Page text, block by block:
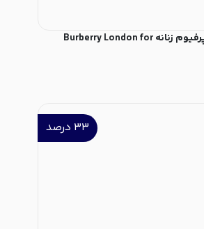
عطر ادکلن باربری لندن ادوپرفیوم زنانه Burberry London for
۳۳ درصد